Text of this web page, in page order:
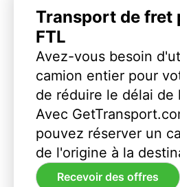
Transport de fret
FTL
Avez-vous besoin
camion entier pour
de réduire le délai de
Avec
pouvez réserver un
de l'origine à la
Recevoir des offres